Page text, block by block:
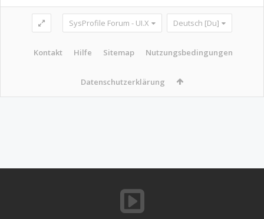
SysProfile Forum - UI.X Deutsch [Du]
Kontakt Hilfe Sitemap Nutzungsbedingungen
Datenschutzerklärung